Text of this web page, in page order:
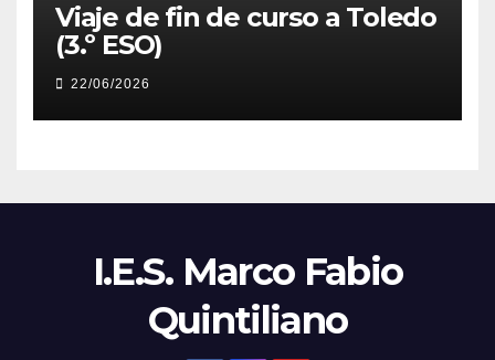
Viaje de fin de curso a Toledo
(3.º ESO)
22/06/2026
I.E.S. Marco Fabio
Quintiliano